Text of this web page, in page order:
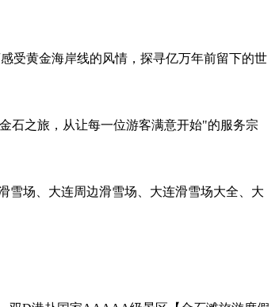
感受黄金海岸线的风情，探寻亿万年前留下的世
石之旅，从让每一位游客满意开始"的服务宗
雪场、大连周边滑雪场、大连滑雪场大全、大